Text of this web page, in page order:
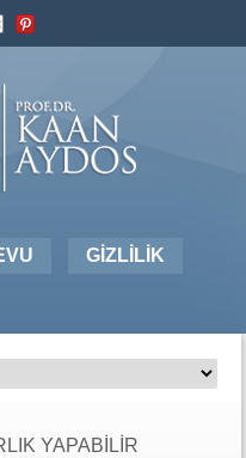
GİZLİLİK
YAPABİLİR